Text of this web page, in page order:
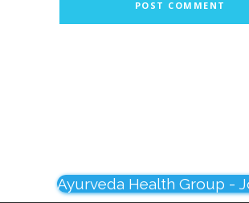
Ayurveda Health Group -